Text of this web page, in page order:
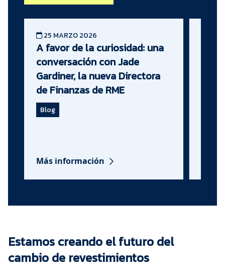
25 MARZO 2026
A favor de la curiosidad: una
conversación con Jade
Gardiner, la nueva Directora
de Finanzas de RME
Blog
Más información
Estamos creando el futuro del
cambio de revestimientos